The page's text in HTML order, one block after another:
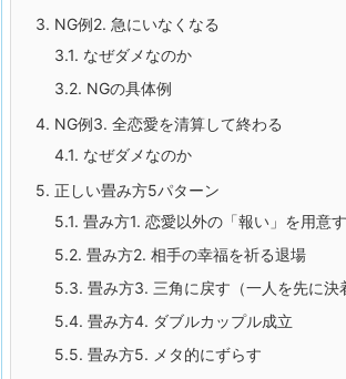
3. NG例2. 急にいなくなる
3.1. なぜダメなのか
3.2. NGの具体例
4. NG例3. 全恋愛を清算して終わる
4.1. なぜダメなのか
5. 正しい畳み方5パターン
5.1. 畳み方1. 恋愛以外の「報い」を用意
5.2. 畳み方2. 相手の幸福を祈る退場
5.3. 畳み方3. 三角に戻す（一人を先に決
5.4. 畳み方4. ダブルカップル成立
5.5. 畳み方5. メタ的にずらす